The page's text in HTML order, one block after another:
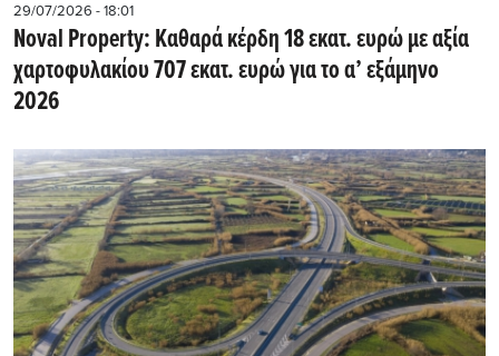
29/07/2026 - 18:01
Noval Property: Kαθαρά κέρδη 18 εκατ. ευρώ με αξία
χαρτοφυλακίου 707 εκατ. ευρώ για το α’ εξάμηνο
2026